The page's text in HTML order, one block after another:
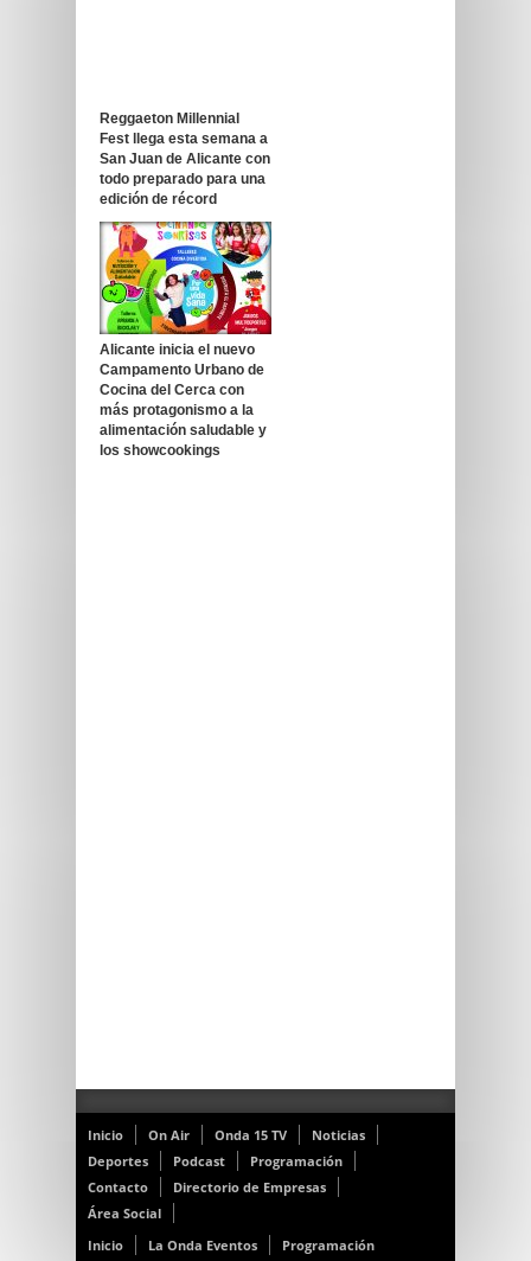
Reggaeton Millennial
Fest llega esta semana a
San Juan de Alicante con
todo preparado para una
edición de récord
Alicante inicia el nuevo
Campamento Urbano de
Cocina del Cerca con
más protagonismo a la
alimentación saludable y
los showcookings
Inicio On Air Onda 15 TV
Noticias
Deportes
Podcast
Programación
Contacto
Directorio de Empresas
Área Social
Inicio
La Onda Eventos Programación